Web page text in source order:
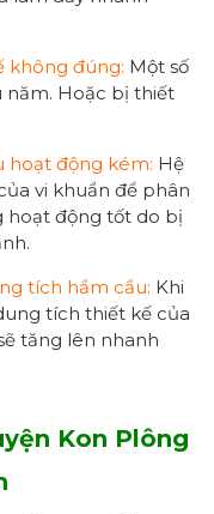
không đúng: Một số
năm. Hoặc bị thiết
hoạt động kém: Hệ
vi khuẩn để phân
hoạt động tốt do bị
tích hầm cầu: Khi
tích thiết kế của
tăng lên nhanh
Kon Plông